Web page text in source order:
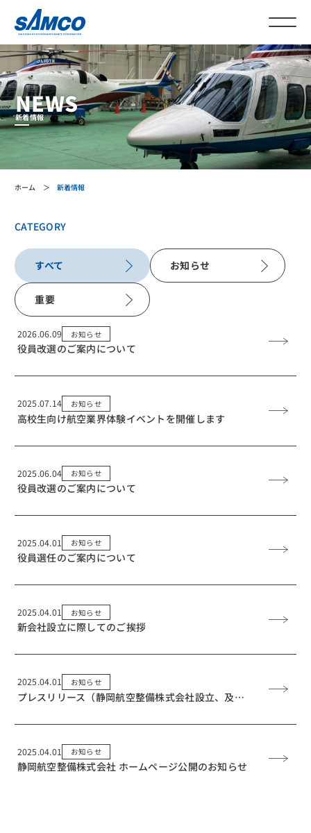
新着情報
NEWS
ホーム 新着情報
2026.06.09 お知らせ
役員改選のご案内について
2025.07.14 お知らせ
高校生向け航空業界体験イベントを開催します
2025.06.04 お知らせ
役員改選のご案内について
2025.04.01 お知らせ
役員選任のご案内について
2025.04.01 お知らせ
新会社設立に際してのご挨拶
2025.04.01 お知らせ
プレスリリース（静岡航空整備株式会社設立、及び静岡エアコミュータ株式会社の事業形態変更のお知らせ）
2025.04.01 お知らせ
静岡航空整備株式会社 ホームページ公開のお知らせ
CATEGORY
すべて お知らせ
重要